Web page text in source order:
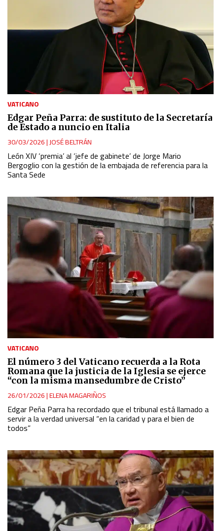
VATICANO
Edgar Peña Parra: de sustituto de la Secretaría
de Estado a nuncio en Italia
30/03/2026| JOSÉ BELTRÁN
León XIV ‘premia’ al ‘jefe de gabinete’ de Jorge Mario
Bergoglio con la gestión de la embajada de referencia para la
Santa Sede
VATICANO
El número 3 del Vaticano recuerda a la Rota
Romana que la justicia de la Iglesia se ejerce
“con la misma mansedumbre de Cristo”
26/01/2026|ELENA MAGARIÑOS
Edgar Peña Parra ha recordado que el tribunal está llamado a
servir a la verdad universal “en la caridad y para el bien de
todos”